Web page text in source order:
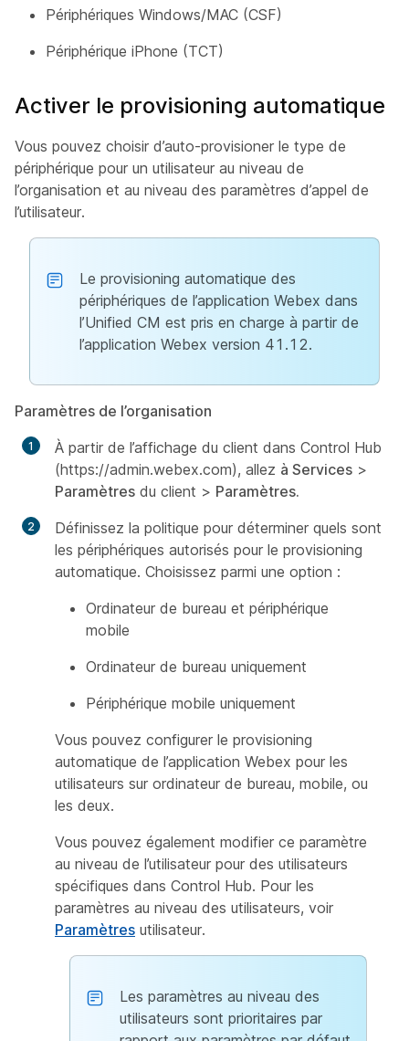
Périphériques Windows/MAC (CSF)
Périphérique iPhone (TCT)
Activer le provisioning automatique
Vous pouvez choisir d’auto-provisioner le type de
périphérique pour un utilisateur au niveau de
l’organisation et au niveau des paramètres d’appel de
l’utilisateur.
Le provisioning automatique des
périphériques de l’application Webex dans
l’Unified CM est pris en charge à partir de
l’application Webex version 41.12.
Paramètres de l’organisation
À partir de l’affichage du client dans Control Hub
(https://admin.webex.com), allez à Services >
Paramètres du client > Paramètres.
Définissez la politique pour déterminer quels sont
les périphériques autorisés pour le provisioning
automatique. Choisissez parmi une option :
Ordinateur de bureau et périphérique
mobile
Ordinateur de bureau uniquement
Périphérique mobile uniquement
Vous pouvez configurer le provisioning
automatique de l’application Webex pour les
utilisateurs sur ordinateur de bureau, mobile, ou
les deux.
Vous pouvez également modifier ce paramètre
au niveau de l’utilisateur pour des utilisateurs
spécifiques dans Control Hub. Pour les
paramètres au niveau des utilisateurs, voir
Paramètres utilisateur.
Les paramètres au niveau des
utilisateurs sont prioritaires par